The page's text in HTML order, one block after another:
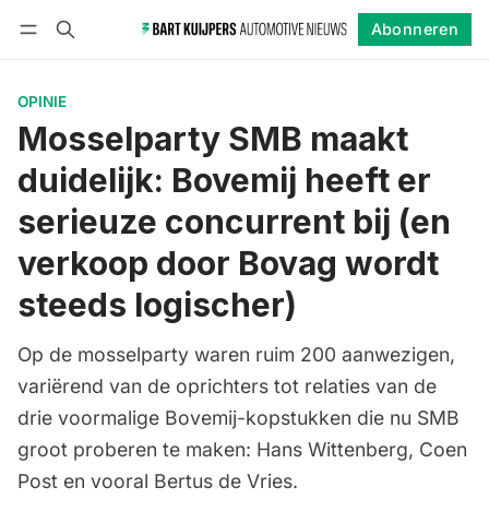
Abonneren
OPINIE
Mosselparty SMB maakt
duidelijk: Bovemij heeft er
serieuze concurrent bij (en
verkoop door Bovag wordt
steeds logischer)
Op de mosselparty waren ruim 200 aanwezigen,
variërend van de oprichters tot relaties van de
drie voormalige Bovemij-kopstukken die nu SMB
groot proberen te maken: Hans Wittenberg, Coen
Post en vooral Bertus de Vries.